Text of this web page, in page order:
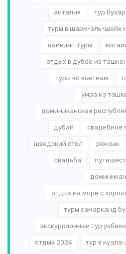
анталия тур
туры в шарм-эль-шейх
дайвинг-туры
отдых в дубае из
туры во вьетнам
умра из
доминиканская
дубай свадебное
шведский стол рюкзак
свадьба
отдых на море с
туры самарканд
экскурсионный тур
отдых 2024 тур в